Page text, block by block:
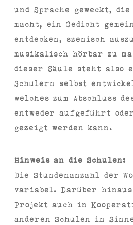
und Sprache geweckt,
macht, ein Gedicht
entdecken, szenisch
musikalisch hörbar zu
dieser Säule steht also
Schülern selbst
welches zum Abschluss
entweder aufgeführt
gezeigt werden kann.
Hinweis an die Schulen:
Die Stundenanzahl der
variabel. Darüber
Projekt auch in
anderen Schulen in